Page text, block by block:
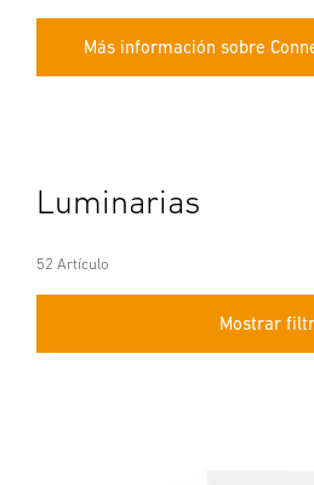
Más información sobre
Luminarias
52 Artículo
Mostrar